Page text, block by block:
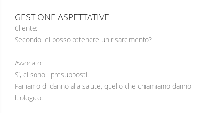
GESTIONE ASPETTATIVE
Cliente:
Secondo lei posso ottenere un risarcimento?
Avvocato:
Sì, ci sono i presupposti.
Parliamo di danno alla salute, quello che chiamiamo danno
biologico.